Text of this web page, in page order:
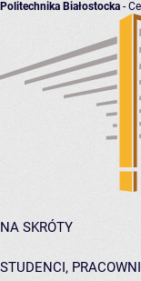
Politechnika Białostocka -
NA SKRÓTY
STUDENCI,